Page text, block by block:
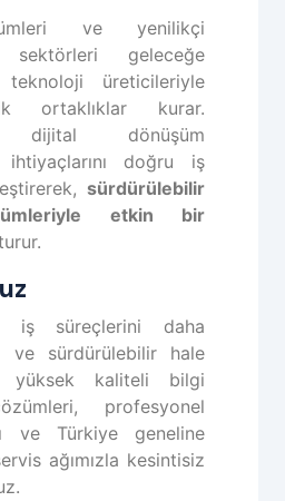
ve yenilikçi
sektörleri geleceğe
teknoloji üreticileriyle
ortaklıklar kurar.
dijital dönüşüm
ihtiyaçlarını doğru iş
sürdürülebilir
etkin bir
iş süreçlerini daha
ve sürdürülebilir hale
yüksek kaliteli bilgi
profesyonel
ve Türkiye geneline
ağımızla kesintisiz